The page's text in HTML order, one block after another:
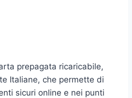
prepagata ricaricabile,
Italiane, che permette di
sicuri online e nei punti